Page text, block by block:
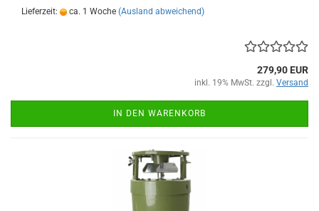
Lieferzeit: ca. 1 Woche (Ausland abweichend)
279,90 EUR
inkl. 19% MwSt. zzgl. Versand
IN DEN WARENKORB